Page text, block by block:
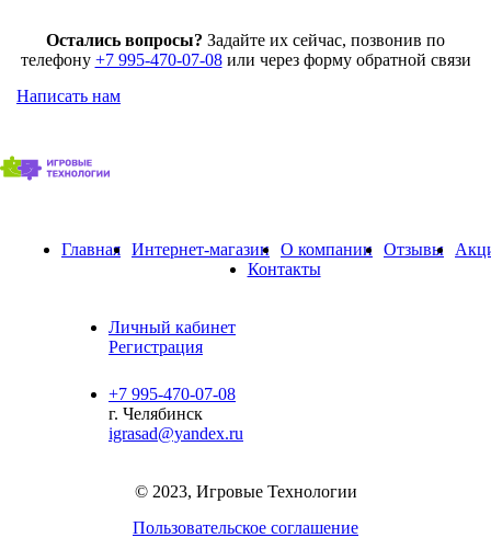
Остались вопросы? Задайте их сейчас, позвонив по
телефону +7 995-470-07-08или через форму обратной связи
Написать нам
Главная Интернет-магазин О компании Отзывы
Контакты
Личный кабинет
Регистрация
+7 995-470-07-08
г. Челябинск
igrasad@yandex.ru
© 2023, Игровые Технологии
Пользовательское соглашение